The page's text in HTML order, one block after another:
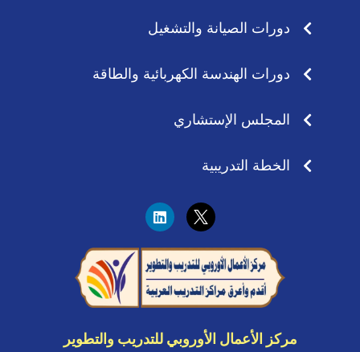
دورات الصيانة والتشغيل
دورات الهندسة الكهربائية والطاقة
المجلس الإستشاري
الخطة التدريبية
L
i
n
k
e
d
i
n
مركز الأعمال الأوروبي للتدريب والتطوير